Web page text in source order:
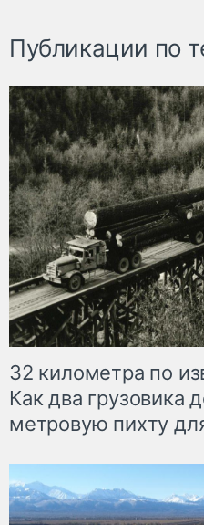
Публикации по
32 километра по
Как два грузовика
метровую пихту